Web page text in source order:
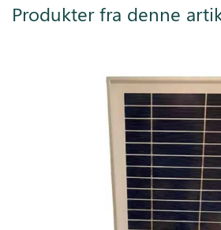
Produkter fra denne